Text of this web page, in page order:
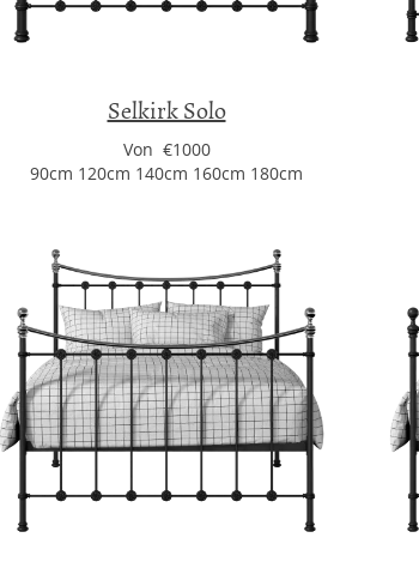
Selkirk Solo
Von €1000
90cm 120cm 140cm 160cm 180cm